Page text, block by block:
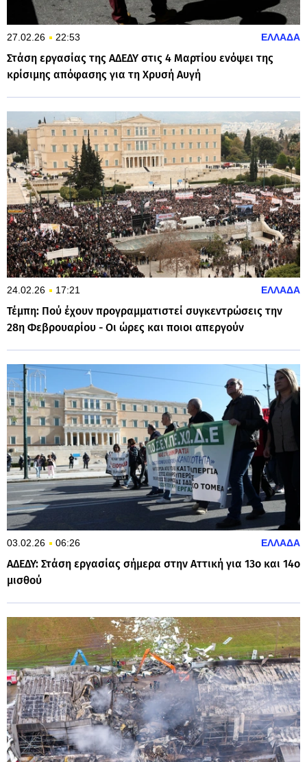
27.02.26 22:53 ΕΛΛΑΔΑ
Στάση εργασίας της ΑΔΕΔΥ στις 4 Μαρτίου ενόψει της
κρίσιμης απόφασης για τη Χρυσή Αυγή
24.02.26 17:21 ΕΛΛΑΔΑ
Τέμπη: Πού έχουν προγραμματιστεί συγκεντρώσεις την
28η Φεβρουαρίου - Οι ώρες και ποιοι απεργούν
03.02.26 06:26 ΕΛΛΑΔΑ
ΑΔΕΔΥ: Στάση εργασίας σήμερα στην Αττική για 13ο και 14ο
μισθού